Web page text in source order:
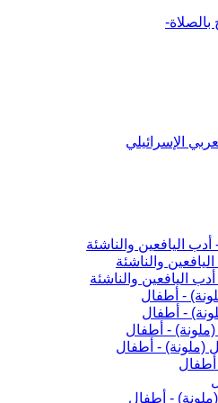
بالصلاة-
الإسرائيلي
اليافعين والناشئة
والناشئة
اليافعين والناشئة
- أطفال
- أطفال
- أطفال
(ملونة) - أطفال
- أطفال